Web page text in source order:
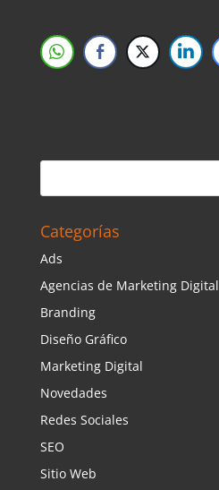
Categorías
Ads
Agencias de Marketing Digital
Branding
Diseño Gráfico
Marketing Digital
Novedades
Redes Sociales
SEO
Sitio Web